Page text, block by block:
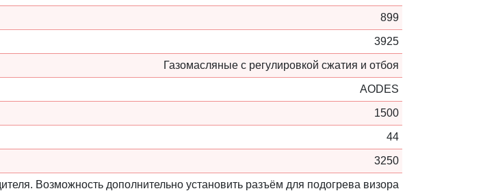
899
3925
Газомасляные с регулировкой сжатия и отбоя
AODES
1500
44
3250
Возможность дополнительно установить разъём для подогрева визора